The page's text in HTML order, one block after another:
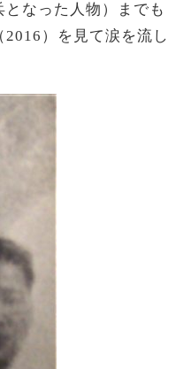
なった人物）までも
2016）を見て涙を流し